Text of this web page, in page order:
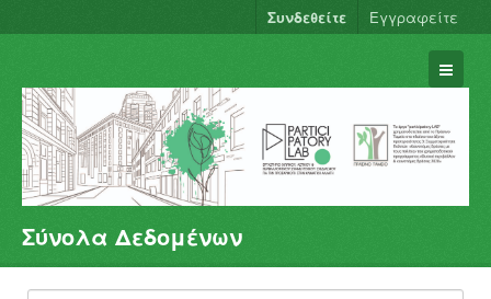
Συνδεθείτε Εγγραφείτε
Σύνολα Δεδομένων
Φορείς
Σύνολα Δεδομένων